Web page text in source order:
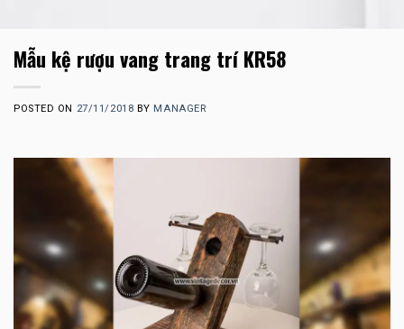
Mẫu kệ rượu vang trang trí KR58
POSTED ON 27/11/2018 BY MANAGER